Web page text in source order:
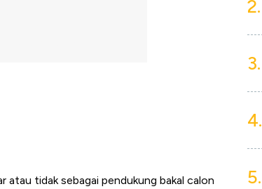
atau tidak sebagai pendukung bakal calon
2.
3.
4.
5.